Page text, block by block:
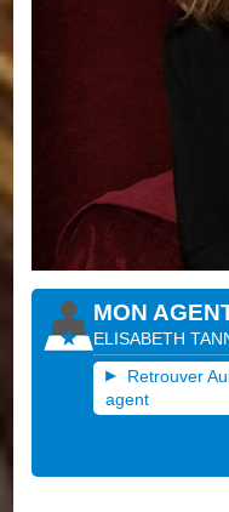
MON
ELISABETH
Retrouver
agent